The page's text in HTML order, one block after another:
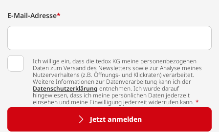
E-Mail-Adresse*
Ich willige ein, dass die tedox KG meine personenbezogenen
Daten zum Versand des Newsletters sowie zur Analyse meines
Nutzerverhaltens (z.B. Öffnungs- und Klickraten) verarbeitet.
Weitere Informationen zur Datenverarbeitung kann ich der
Datenschutzerklärung entnehmen. Ich wurde darauf
hingewiesen, dass ich meine persönlichen Daten jederzeit
einsehen und meine Einwilligung jederzeit widerrufen kann. *
Jetzt anmelden